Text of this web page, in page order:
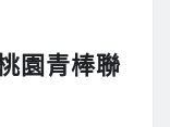
園青棒聯